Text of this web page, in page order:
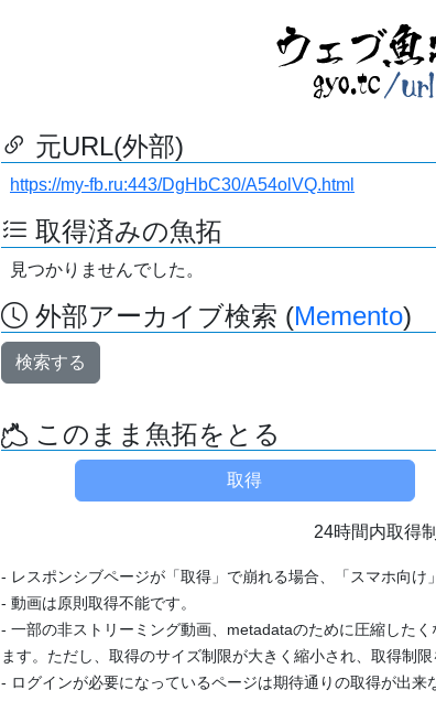
元URL(外部)
https://my-fb.ru:443/DgHbC30/A54olVQ.html
取得済みの魚拓
見つかりませんでした。
外部アーカイブ検索 (Memento)
検索する
このまま魚拓をとる
24時間内取得
- レスポンシブページが「取得」で崩れる場合、「スマホ向け
- 動画は原則取得不能です。
- 一部の非ストリーミング動画、metadataのために圧縮した
ます。ただし、取得のサイズ制限が大きく縮小され、取得制
- ログインが必要になっているページは期待通りの取得が出